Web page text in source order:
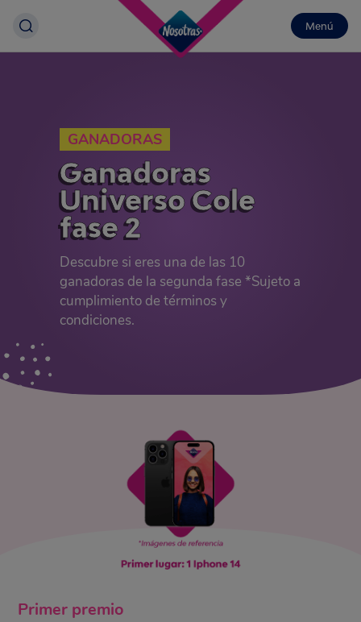
Menú
GANADORAS
Ganadoras
Universo Cole
fase 2
Descubre si eres una de las 10
ganadoras de la segunda fase *Sujeto a
cumplimiento de términos y
condiciones.
Primer premio